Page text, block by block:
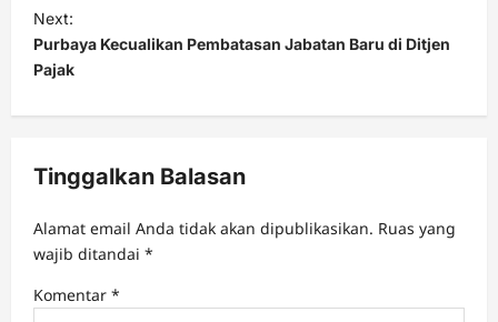
t
n
a
v
g
a
t
i
Next:
Purbaya Kecualikan Pembatasan Jabatan Baru di Ditjen
Pajak
Tinggalkan Balasan
Alamat email Anda tidak akan dipublikasikan. Ruas yang
wajib ditandai *
Komentar *